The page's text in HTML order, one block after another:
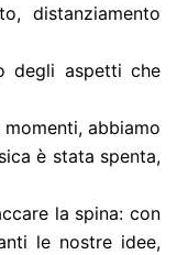
distanziamento
degli aspetti che
abbiamo
è stata spenta,
la spina: con
le nostre idee,